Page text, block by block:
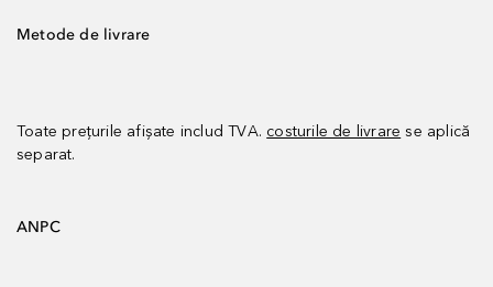
Metode de livrare
Toate prețurile afișate includ TVA. costurile de livrare se aplică
separat.
ANPC